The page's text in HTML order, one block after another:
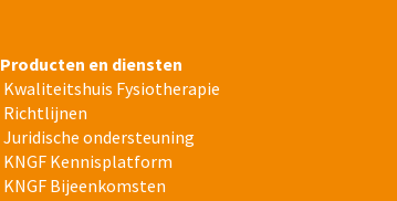
Producten en diensten
Kwaliteitshuis Fysiotherapie
Richtlijnen
Juridische ondersteuning
KNGF Kennisplatform
KNGF Bijeenkomsten